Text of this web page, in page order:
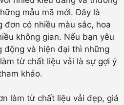
mẫu mã mới. Đây là
đơn có nhiều màu sắc, hoa
không gian. Nếu bạn yêu
động và hiện đại thì những
từ chất liệu vải là sự gợi ý
khảo.
làm từ chất liệu vải đẹp, giá